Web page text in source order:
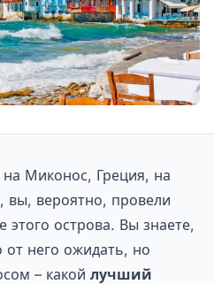
на Миконос, Греция, на
вы, вероятно, провели
этого острова. Вы знаете,
него ожидать, но
– какой лучший